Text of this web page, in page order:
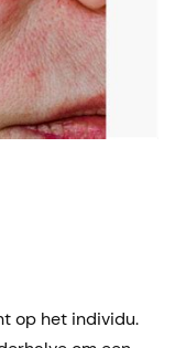
op het individu.